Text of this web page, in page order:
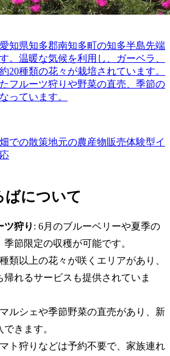
知県知多郡南知多町の知多半島先端
。温暖な気候を利用し、ガーベラ、
20種類の花々が栽培されています。
フルーツ狩りや野菜の直売、季節の
っています。
での散策地元の農産物販売体験型イ
ばについて
ツ狩り : 6月のブルーベリーや夏季の
季節限定の収穫が可能です。
類以上の花々が咲くエリアがあり、
帰れるサービスも提供されていま
ルシェや季節野菜の直売があり、新
きます。
ト狩りなどは予約不要で、家族連れ